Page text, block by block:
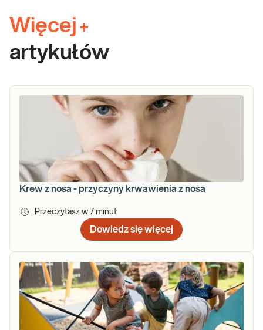
Więcej +
artykułów
Krew z nosa - przyczyny krwawienia z nosa
Przeczytasz w 7 minut
Dowiedz się więcej